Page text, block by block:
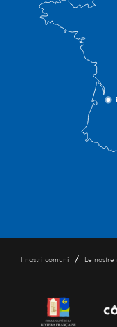
I nostri comuni / Le nostre